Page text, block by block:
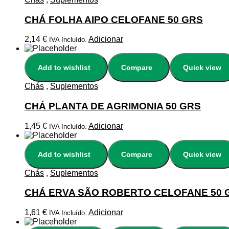
CHÁ FOLHA AIPO CELOFANE 50 GRS
2,14 € IVA Incluído. Adicionar
Add to wishlist Compare Quick view
Chás , Suplementos
CHÁ PLANTA DE AGRIMONIA 50 GRS
1,45 € IVA Incluído. Adicionar
Add to wishlist Compare Quick view
Chás , Suplementos
CHÁ ERVA SÃO ROBERTO CELOFANE 50
1,61 € IVA Incluído. Adicionar